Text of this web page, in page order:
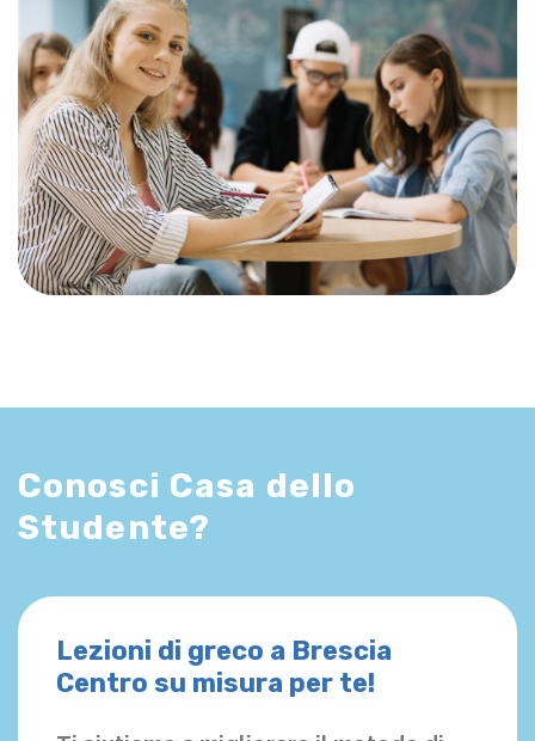
Conosci Casa dello
Studente?
Lezioni di greco a Brescia
Centro su misura per te!